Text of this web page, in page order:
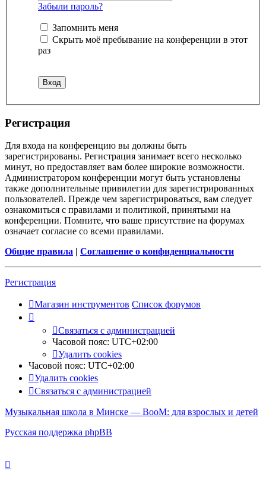
Забыли пароль?
Запомнить меня
Скрыть моё пребывание на конференции в этот
раз
Регистрация
Для входа на конференцию вы должны быть
зарегистрированы. Регистрация занимает всего несколько
минут, но предоставляет вам более широкие возможности.
Администратором конференции могут быть установлены
также дополнительные привилегии для зарегистрированных
пользователей. Прежде чем зарегистрироваться, вам следует
ознакомиться с правилами и политикой, принятыми на
конференции. Помните, что ваше присутствие на форумах
означает согласие со всеми правилами.
Общие правила | Соглашение о конфиденциальности
Регистрация
Магазин инструментов Список форумов
Связаться с администрацией
Часовой пояс: UTC+02:00
Удалить cookies
Часовой пояс: UTC+02:00
Удалить cookies
Связаться с администрацией
Музыкальная школа в Минске — BooM: для взрослых и детей
Русская поддержка phpBB